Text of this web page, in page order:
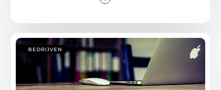
BEDRIJVEN